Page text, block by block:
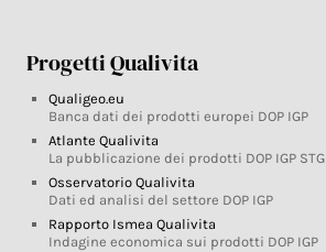
Progetti Qualivita
Qualigeo.eu
Banca dati dei prodotti europei DOP IGP
Atlante Qualivita
La pubblicazione dei prodotti DOP IGP STG
Osservatorio Qualivita
Dati ed analisi del settore DOP IGP
Rapporto Ismea Qualivita
Indagine economica sui prodotti DOP IGP